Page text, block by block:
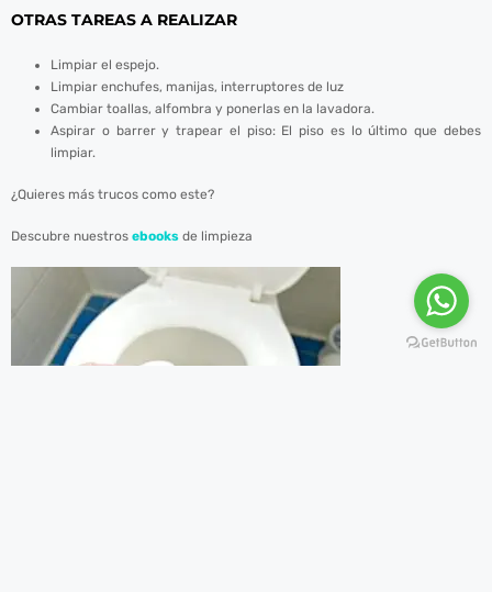
OTRAS TAREAS A REALIZAR
Limpiar el espejo.
Limpiar enchufes, manijas, interruptores de luz
Cambiar toallas, alfombra y ponerlas en la lavadora.
Aspirar o barrer y trapear el piso: El piso es lo último que debes
limpiar.
¿Quieres más trucos como este?
Descubre nuestros ebooks de limpieza